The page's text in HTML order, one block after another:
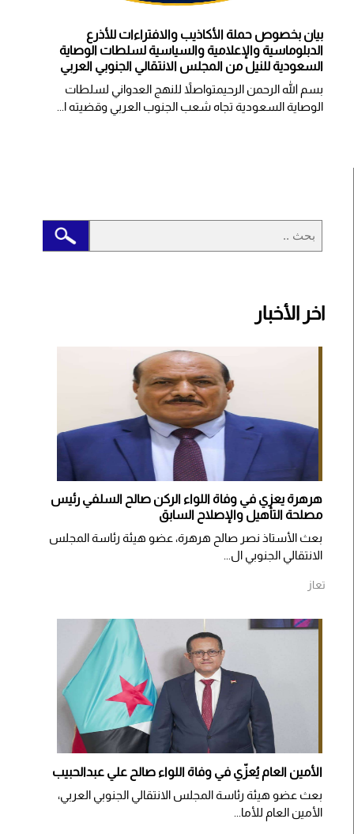
بيان بخصوص حملة الأكاذيب والافتراءات للأذرع
الدبلوماسية والإعلامية والسياسية لسلطات الوصاية
السعودية للنيل من المجلس الانتقالي الجنوبي العربي
بسم الله الرحمن الرحيمتواصلاً للنهج العدواني لسلطات
الوصاية السعودية تجاه شعب الجنوب العربي وقضيته ا...
اخر الأخبار
هرهرة يعزي في وفاة اللواء الركن صالح السلفي رئيس
مصلحة التأهيل والإصلاح السابق
بعث الأستاذ نصر صالح هرهرة، عضو هيئة رئاسة المجلس
الانتقالي الجنوبي ال...
تعاز
الأمين العام يُعزّي في وفاة اللواء صالح علي عبدالحبيب
بعث عضو هيئة رئاسة المجلس الانتقالي الجنوبي العربي،
الأمين العام للأما...